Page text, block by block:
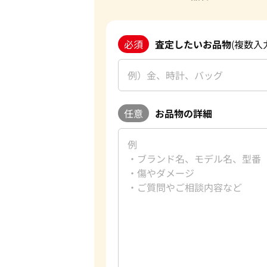
必須 査定したいお品物(複数入
任意 お品物の詳細